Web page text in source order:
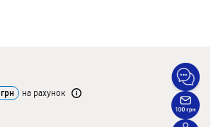
грн на рахунок